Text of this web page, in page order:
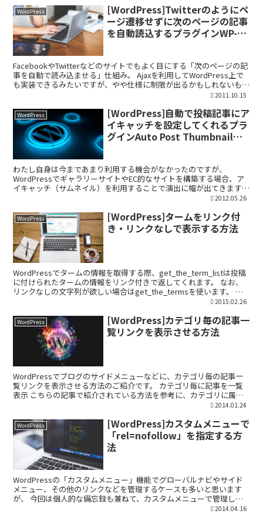
WordPress
[WordPress]Twitterのようにペ
ージ遷移せずに次のページの記事
を自動読込するプラグインWP-
FacebookやTwitterなどのサイトでもよく目にする「次のページの記
事を自動で読み込ませる」仕組み。 Ajaxを利用してWordPress上で
も実装できるみたいですが、やや仕様に制限が出るかもしれないもの
2011.10.15
WordPress
[WordPress]自動で投稿記事にア
イキャッチを設定してくれるプラ
グインAuto Post Thumbnailの
わたし自身は今まであまり利用する機会がなかったのですが、
WordPressでギャラリーサイトやEC的なサイトを構築する場合、ア
イキャッチ（サムネイル）を利用することで演出に幅が出てきます。
2012.05.26
WordPress
[WordPress]タームをリンク付
き・リンクなしで表示する方法
WordPressでタームの情報を取得する際、get_the_term_listは投稿
に付けられたタームの情報をリンク付きで返してくれます。 なお、
リンクなしの文字列が欲しい場合はget_the_termsを使います。 リ
2015.02.26
WordPress
[WordPress]カテゴリ毎の記事一
覧リンクを表示させる方法
WordPressでブログのサイドメニューなどに、カテゴリ毎の記事一
覧リンクを表示させる方法のご紹介です。 カテゴリ毎に記事を一覧
表示 こちらの記事で紹介されている方法を参考に、カテゴリに属す
2014.01.24
WordPress
[WordPress]カスタムメニューで
「rel=nofollow」を指定する方
法
WordPressの「カスタムメニュー」機能でグローバルナビやサイド
メニュー、その他のリンクなどを管理するケースも多いと思います
が、 今回は個人的な備忘録も兼ねて、カスタムメニューで管理して
2014.04.16